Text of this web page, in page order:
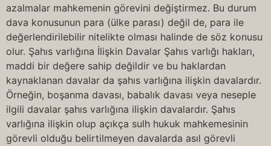
azalmalar mahkemenin görevini değiştirmez. Bu durum
dava konusunun para (ülke parası) değil de, para ile
değerlendirilebilir nitelikte olması halinde de söz konusu
olur. Şahıs varlığına İlişkin Davalar Şahıs varlığı hakları,
maddi bir değere sahip değildir ve bu haklardan
kaynaklanan davalar da şahıs varlığına ilişkin davalardır.
Örneğin, boşanma davası, babalık davası veya neseple
ilgili davalar şahıs varlığına ilişkin davalardır. Şahıs
varlığına ilişkin olup açıkça sulh hukuk mahkemesinin
görevli olduğu belirtilmeyen davalarda asıl görevli